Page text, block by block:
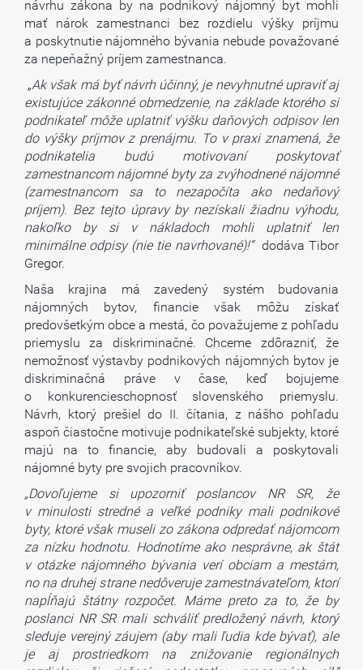
návrhu zákona by na podnikový nájomný byt mohli
mať nárok zamestnanci bez rozdielu výšky príjmu
a poskytnutie nájomného bývania nebude považované
za nepeňažný príjem zamestnanca.
„Ak však má byť návrh účinný, je nevyhnutné upraviť aj
existujúce zákonné obmedzenie, na základe ktorého si
podnikateľ môže uplatniť výšku daňových odpisov len
do výšky príjmov z prenájmu. To v praxi znamená, že
podnikatelia budú motivovaní poskytovať
zamestnancom nájomné byty za zvýhodnené nájomné
(zamestnancom sa to nezapočíta ako nedaňový
príjem). Bez tejto úpravy by nezískali žiadnu výhodu,
nakoľko by si v nákladoch mohli uplatniť len
minimálne odpisy (nie tie navrhované)!“ dodáva Tibor
Gregor.
Naša krajina má zavedený systém budovania
nájomných bytov, financie však môžu získať
predovšetkým obce a mestá, čo považujeme z pohľadu
priemyslu za diskriminačné. Chceme zdôrazniť, že
nemožnosť výstavby podnikových nájomných bytov je
diskriminačná práve v čase, keď bojujeme
o konkurencieschopnosť slovenského priemyslu.
Návrh, ktorý prešiel do II. čítania, z nášho pohľadu
aspoň čiastočne motivuje podnikateľské subjekty, ktoré
majú na to financie, aby budovali a poskytovali
nájomné byty pre svojich pracovníkov.
„Dovoľujeme si upozorniť poslancov NR SR, že
v minulosti stredné a veľké podniky mali podnikové
byty, ktoré však museli zo zákona odpredať nájomcom
za nízku hodnotu. Hodnotíme ako nesprávne, ak štát
v otázke nájomného bývania verí obciam a mestám,
no na druhej strane nedôveruje zamestnávateľom, ktorí
napĺňajú štátny rozpočet. Máme preto za to, že by
poslanci NR SR mali schváliť predložený návrh, ktorý
sleduje verejný záujem (aby mali ľudia kde bývať), ale
je aj prostriedkom na znižovanie regionálnych